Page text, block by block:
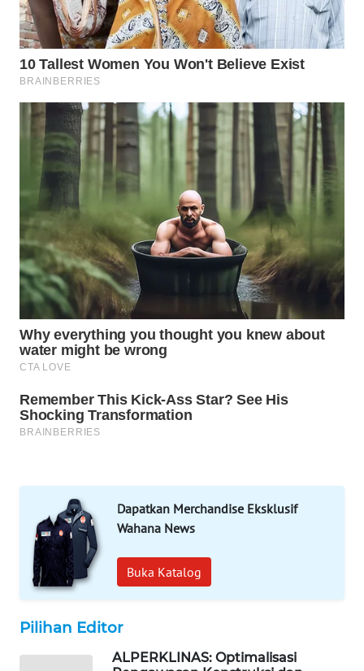
Dapatkan Merchandise Eksklusif
Wahana News
Buka Katalog
Pilihan Editor
ALPERKLINAS: Optimalisasi
LAPAK
WAHANA
Wahana
Network
KONSUMEN
LISTRIK
MASYARAKAT
KELISTRIKAN
WALINKI
ID
MAWAKA
ID
NET
LPKKI
LKKI
KOPEKLIN